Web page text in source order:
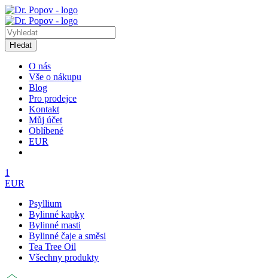
Hledat
O nás
Vše o nákupu
Blog
Pro prodejce
Kontakt
Můj účet
Oblíbené
EUR
1
EUR
Psyllium
Bylinné kapky
Bylinné masti
Bylinné čaje a směsi
Tea Tree Oil
Všechny produkty